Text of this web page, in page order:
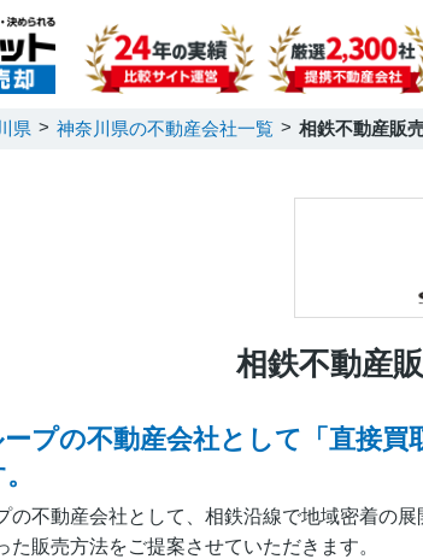
県 神奈川県の不動産会社一覧 相鉄不動産販
相鉄不動産
プの不動産会社として「直接
の不動産会社として、相鉄沿線で地域密着の
た販売方法をご提案させていただきます。